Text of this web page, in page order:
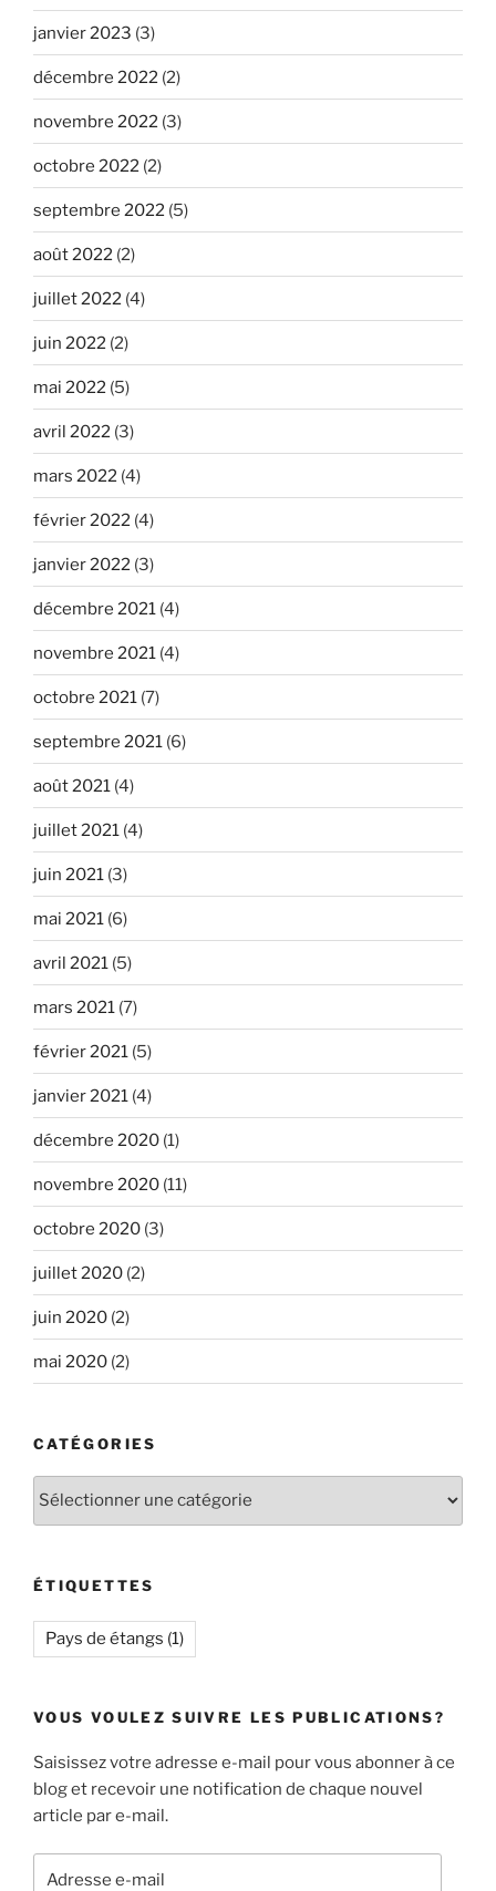
janvier 2023 (3)
décembre 2022 (2)
novembre 2022 (3)
octobre 2022 (2)
septembre 2022 (5)
août 2022 (2)
juillet 2022 (4)
juin 2022 (2)
mai 2022 (5)
avril 2022 (3)
mars 2022 (4)
février 2022 (4)
janvier 2022 (3)
décembre 2021 (4)
novembre 2021 (4)
octobre 2021 (7)
septembre 2021 (6)
août 2021 (4)
juillet 2021 (4)
juin 2021 (3)
mai 2021 (6)
avril 2021 (5)
mars 2021 (7)
février 2021 (5)
janvier 2021 (4)
décembre 2020 (1)
novembre 2020 (11)
octobre 2020 (3)
juillet 2020 (2)
juin 2020 (2)
mai 2020 (2)
CATÉGORIES
Catégories
ÉTIQUETTES
Pays de étangs (1)
VOUS VOULEZ SUIVRE LES PUBLICATIONS?
Saisissez votre adresse e-mail pour vous abonner à ce
blog et recevoir une notification de chaque nouvel
article par e-mail.